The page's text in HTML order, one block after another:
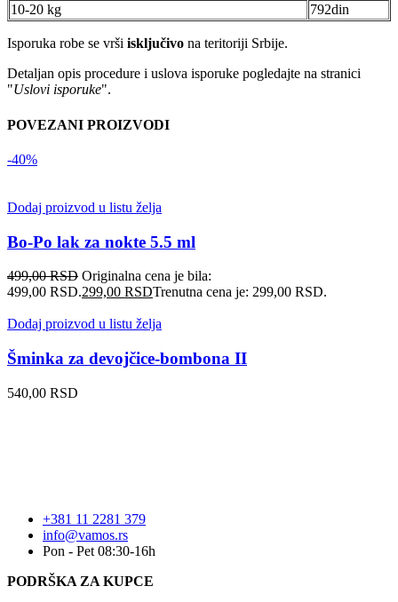
10-20 kg
792din
Isporuka robe se vrši isključivo na teritoriji Srbije.
Detaljan opis procedure i uslova isporuke pogledajte na stranici
"Uslovi isporuke".
POVEZANI PROIZVODI
-40%
Dodaj proizvod u listu želja
Bo-Po lak za nokte 5.5 ml
499,00RSD Originalna cena je bila:
499,00 RSD.299,00 RSDTrenutna cena je: 299,00 RSD.
Dodaj proizvod u listu želja
Šminka za devojčice-bombona II
540,00 RSD
+381 11 2281 379
info@vamos.rs
Pon - Pet 08:30-16h
PODRŠKA ZA KUPCE